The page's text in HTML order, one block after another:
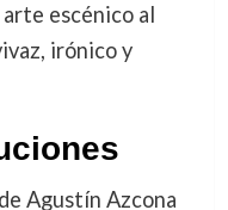
escénico al
irónico y
Agustín Azcona